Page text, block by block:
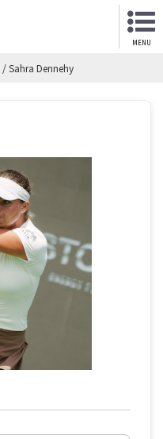
MENU
/Sahra Dennehy